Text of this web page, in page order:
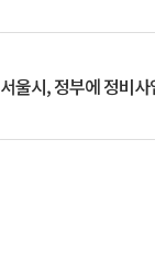
서울시, 정부에 정비